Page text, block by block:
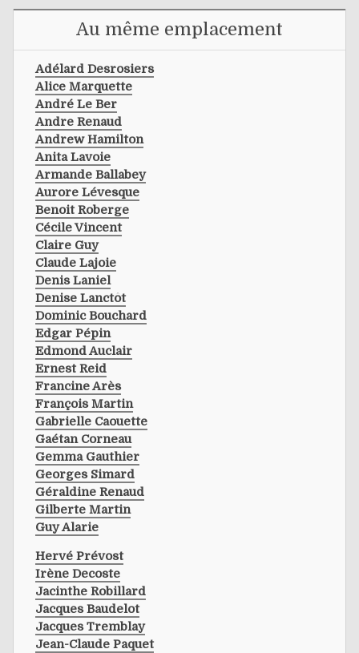
Au même emplacement
Adélard Desrosiers
Alice Marquette
André Le Ber
Andre Renaud
Andrew Hamilton
Anita Lavoie
Armande Ballabey
Aurore Lévesque
Benoit Roberge
Cécile Vincent
Claire Guy
Claude Lajoie
Denis Laniel
Denise Lanctôt
Dominic Bouchard
Edgar Pépin
Edmond Auclair
Ernest Reid
Francine Arès
François Martin
Gabrielle Caouette
Gaétan Corneau
Gemma Gauthier
Georges Simard
Géraldine Renaud
Gilberte Martin
Guy Alarie
Hervé Prévost
Irène Decoste
Jacinthe Robillard
Jacques Baudelot
Jacques Tremblay
Jean-Claude Paquet